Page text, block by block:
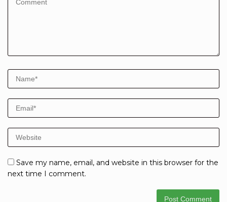
Save my name, email, and website in this browser for the
next time I comment.